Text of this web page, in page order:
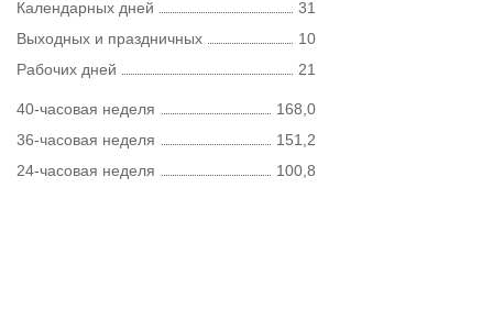
Календарных дней
31
Выходных и праздничных
10
Рабочих дней
21
40-часовая неделя
168,0
36-часовая неделя
151,2
24-часовая неделя
100,8